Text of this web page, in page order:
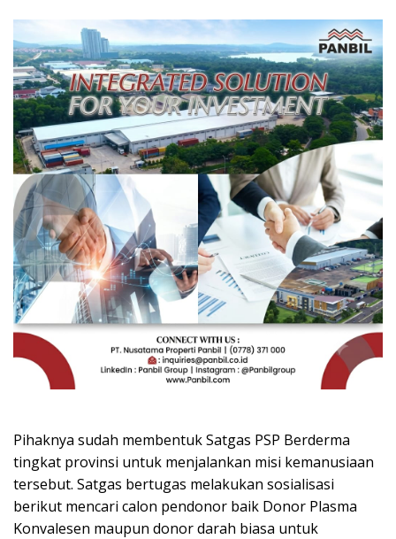
Pihaknya sudah membentuk Satgas PSP Berderma
tingkat provinsi untuk menjalankan misi kemanusiaan
tersebut. Satgas bertugas melakukan sosialisasi
berikut mencari calon pendonor baik Donor Plasma
Konvalesen maupun donor darah biasa untuk